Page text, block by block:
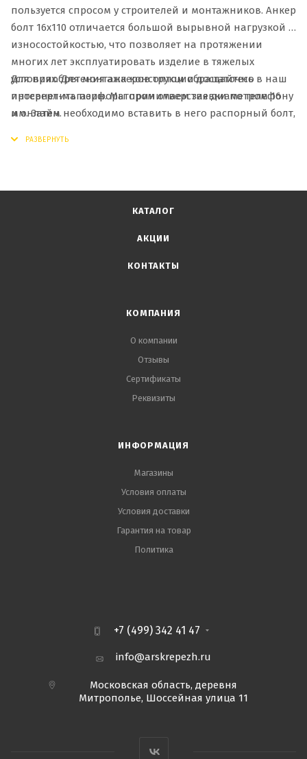
пользуется спросом у строителей и монтажников. Анкер
болт 16х110 отличается большой вырывной нагрузкой и
износостойкостью, что позволяет на протяжении
многих лет эксплуатировать изделие в тяжелых
условиях. Для монтажа конструкции достаточно
просверлить перфоратором отверстие диаметром 16
мм. Затем необходимо вставить в него распорный болт,
Для приобретения анкеров оптом обращайтесь в наш
интернет-магазин. Мы принимаем заявки по телефону
и онлайн.
КАТАЛОГ
АКЦИИ
КОНТАКТЫ
КОМПАНИЯ
О компании
Отзывы
Сертификаты
Реквизиты
ИНФОРМАЦИЯ
Магазины
Условия оплаты
Условия доставки
Гарантия на товар
Политика
+7 (499) 342 41 47
info@arskrepezh.ru
Московская область, деревня
Митрополье, Шоссейная улица 11